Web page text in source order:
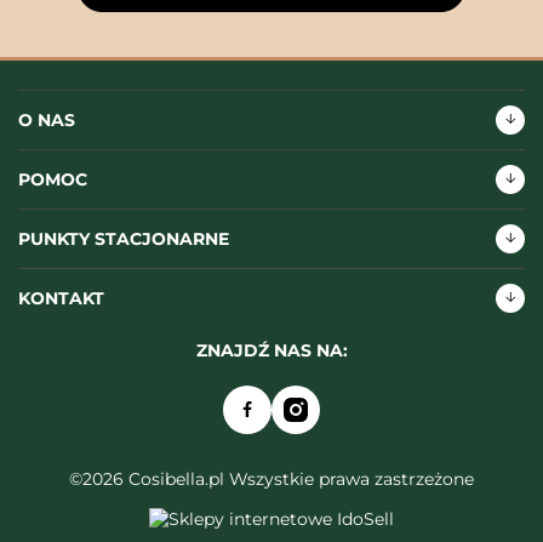
O NAS
POMOC
PUNKTY STACJONARNE
KONTAKT
ZNAJDŹ NAS NA:
©2026 Cosibella.pl Wszystkie prawa zastrzeżone